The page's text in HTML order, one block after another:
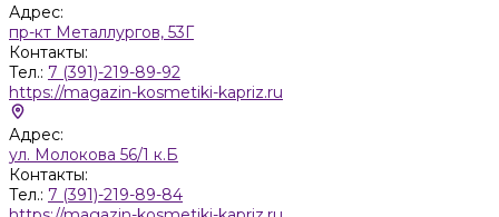
Адрес:
пр-кт Металлургов, 53Г
Контакты:
Тел.: 7 (391)-219-89-92
https://magazin-kosmetiki-kapriz.ru
Адрес:
ул. Молокова 56/1 к.Б
Контакты:
Тел.: 7 (391)-219-89-84